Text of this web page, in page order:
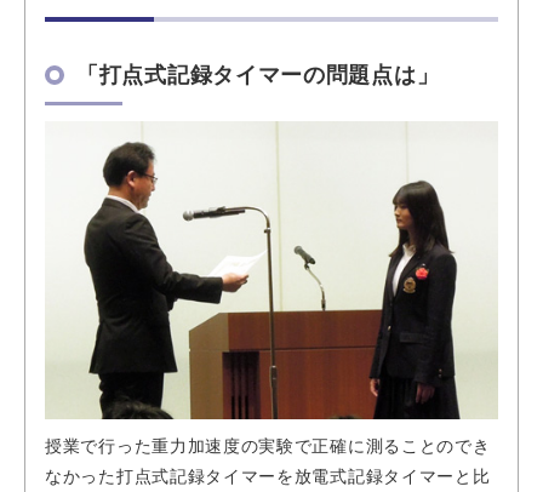
「打点式記録タイマーの問題点は」
授業で行った重力加速度の実験で正確に測ることのでき
なかった打点式記録タイマーを放電式記録タイマーと比